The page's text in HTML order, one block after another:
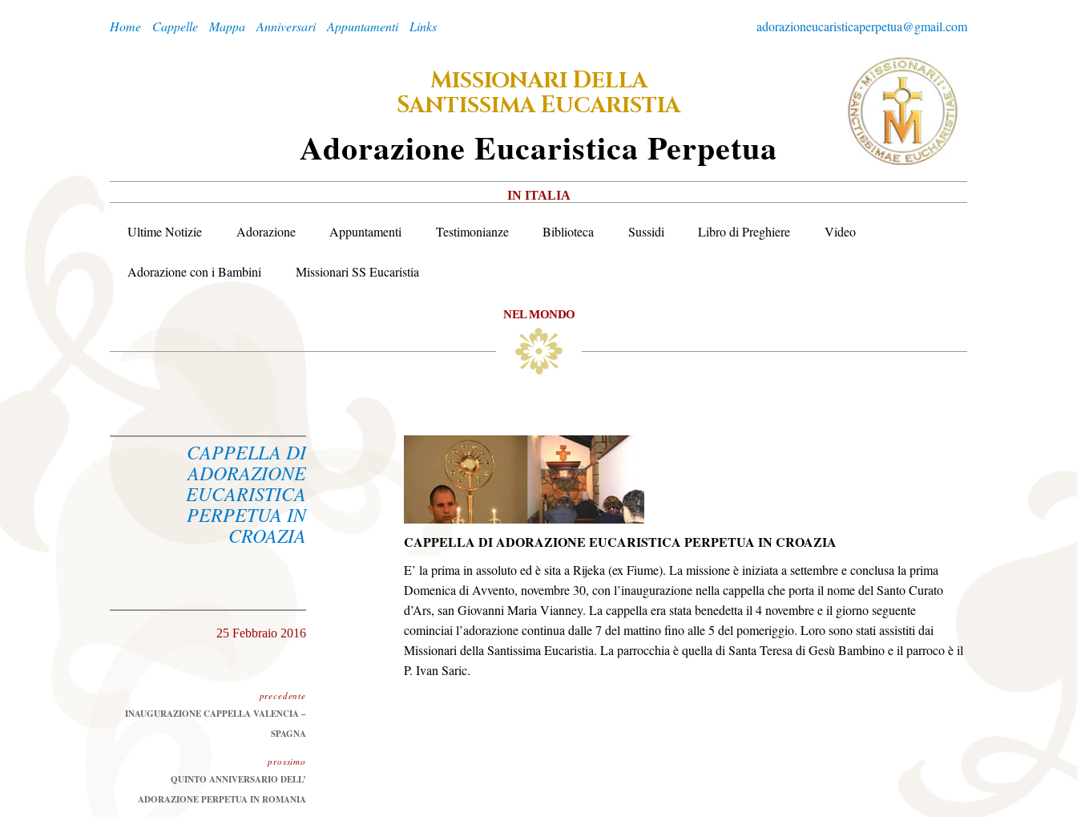
adorazioneucaristicaperpetua@gmail.com
Home Cappelle Mappa Anniversari Appuntamenti Links
MISSIONARIDELLA
SANTISSIMAEUCARISTIA
ADorazione EUcaristica PErpetua
IN ITALIA
Ultime Notizie Adorazione Appuntamenti Testimonianze Biblioteca Sussidi Libro di Preghiere Video
Adorazione con i Bambini Missionari SS Eucaristia
NEL MONDO
CAPPELLA DI
ADORAZIONE
EUCARISTICA
PERPETUA IN
CROAZIA
25 Febbraio 2016
precedente
Precedente:
INAUGURAZIONE CAPPELLA VALENCIA –
SPAGNA
prossimo
QUINTO ANNIVERSARIO DELL’
ADORAZIONE PERPETUA IN ROMANIA
CAPPELLA DI ADORAZIONE EUCARISTICA PERPETUA IN CROAZIA
E’ la prima in assoluto ed è sita a Rijeka (ex Fiume). La missione è iniziata a settembre e conclusa la prima
Domenica di Avvento, novembre 30, con l’inaugurazione nella cappella che porta il nome del Santo Curato
d’Ars, san Giovanni Maria Vianney. La cappella era stata benedetta il 4 novembre e il giorno seguente
cominciai l’adorazione continua dalle 7 del mattino fino alle 5 del pomeriggio. Loro sono stati assistiti dai
Missionari della Santissima Eucaristia. La parrocchia è quella di Santa Teresa di Gesù Bambino e il parroco è il
P. Ivan Saric.